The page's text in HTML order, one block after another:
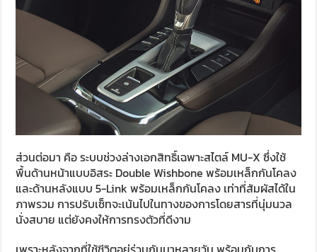
ส่วนต่อมา คือ ระบบช่วงล่างเอกสิทธิ์เฉพาะสไตล์ MU-X ซึ่งใช้
พื้นด้านหน้าแบบอิสระ Double Wishbone พร้อมเหล็กกันโคลง
และด้านหลังแบบ 5-Link พร้อมเหล็กกันโคลง เท่าที่สัมผัสได้ใน
ภาพรวม การปรับเซ็ทจะเน้นไปในทางของการโดยสารที่นุ่มนวล
นั่งสบาย แต่ยังคงให้การทรงตัวที่ดีงาม